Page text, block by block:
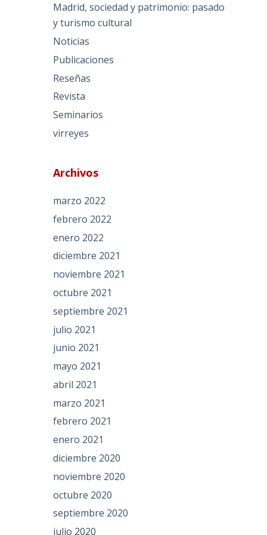
Madrid, sociedad y patrimonio: pasado
y turismo cultural
Noticias
Publicaciones
Reseñas
Revista
Seminarios
virreyes
Archivos
marzo 2022
febrero 2022
enero 2022
diciembre 2021
noviembre 2021
octubre 2021
septiembre 2021
julio 2021
junio 2021
mayo 2021
abril 2021
marzo 2021
febrero 2021
enero 2021
diciembre 2020
noviembre 2020
octubre 2020
septiembre 2020
julio 2020